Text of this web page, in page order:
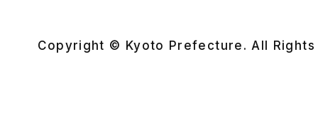
Copyright © Kyoto Prefecture. All Rights